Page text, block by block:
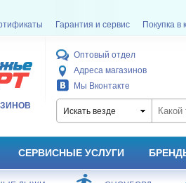
Гарантия и сервис Покупка в
Оптовый отдел
Адреса магазинов
Мы Вконтакте
Искать везде
СЕРВИСНЫЕ УСЛУГИ